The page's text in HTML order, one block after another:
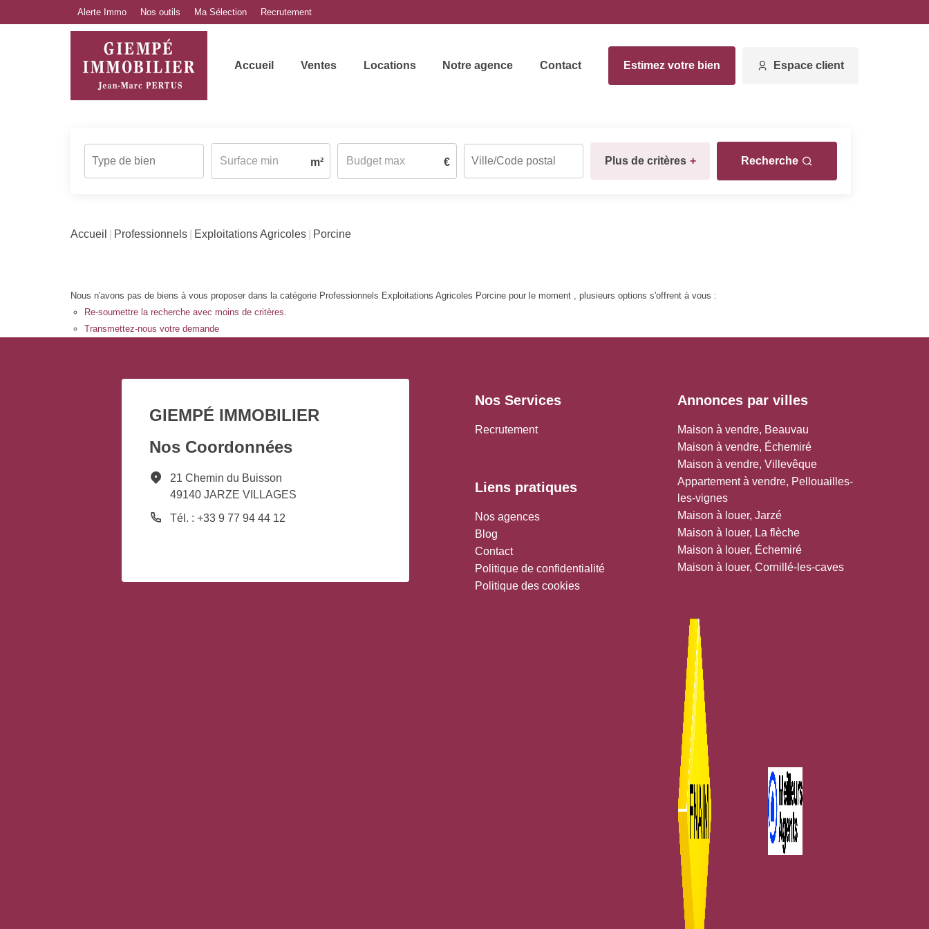
Alerte Immo Nos outils Ma Sélection Recrutement
Accueil Ventes Locations Notre agence Contact Estimez votre bien Espace client
m² € Plus de critères + Recherche
Accueil Professionnels Exploitations Agricoles Porcine
Nous n'avons pas de biens à vous proposer dans la catégorie Professionnels Exploitations Agricoles Porcine pour le moment , plusieurs options s'offrent à vous :
Re-soumettre la recherche avec moins de critères.
Transmettez-nous votre demande
GIEMPÉ IMMOBILIER
Nos Coordonnées
21 Chemin du Buisson
49140 JARZE VILLAGES
Tél. : +33 9 77 94 44 12
Nos Services
Recrutement
Liens pratiques
Nos agences
Blog
Contact
Politique de confidentialité
Politique des cookies
Annonces par villes
Maison à vendre, Beauvau
Maison à vendre, Échemiré
Maison à vendre, Villevêque
Appartement à vendre, Pellouailles-
les-vignes
Maison à louer, Jarzé
Maison à louer, La flèche
Maison à louer, Échemiré
Maison à louer, Cornillé-les-caves